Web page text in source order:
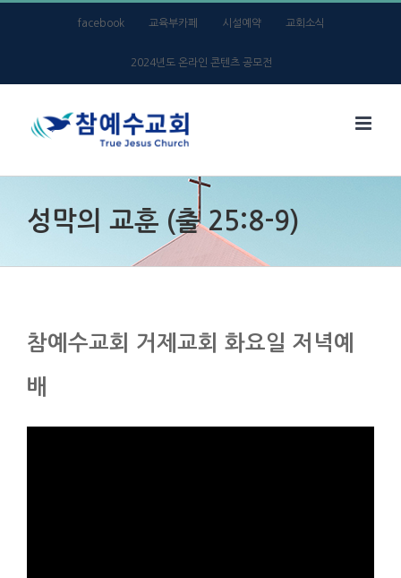
facebook 교육부카페 시설예약 교회소식
2024년도 온라인 콘텐츠 공모전
성막의 교훈 (출 25:8-9)
참예수교회 거제교회 화요일 저녁예
배